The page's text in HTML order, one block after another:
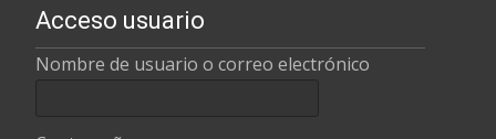
Acceso usuario
Nombre de usuario o correo electrónico